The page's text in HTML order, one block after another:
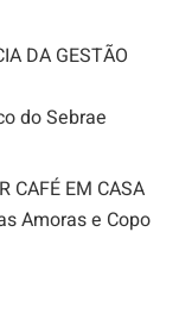
DA GESTÃO
do Sebrae
CAFÉ EM CASA
Amoras e Copo